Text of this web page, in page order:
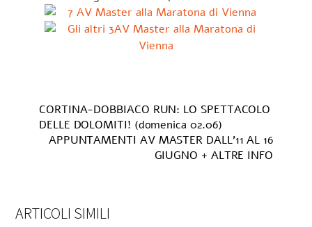
CORTINA-DOBBIACO RUN: LO SPETTACOLO
DELLE DOLOMITI! (domenica 02.06)
APPUNTAMENTI AV MASTER DALL’11 AL 16
GIUGNO + ALTRE INFO
ARTICOLI SIMILI